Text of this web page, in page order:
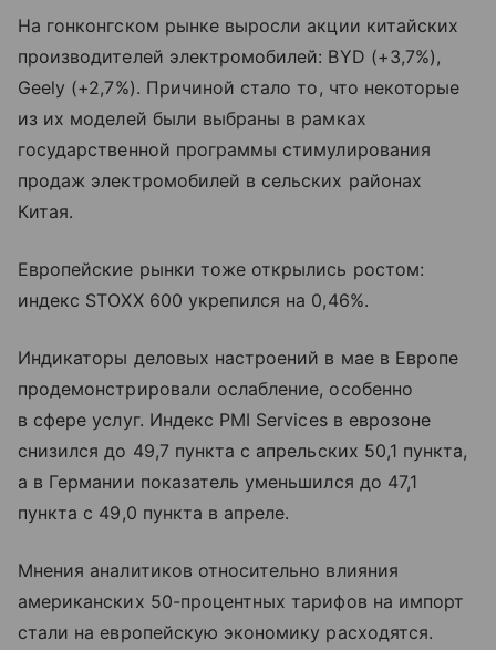
На гонконгском рынке выросли акции китайских
производителей электромобилей: BYD (+3,7%),
Geely (+2,7%). Причиной стало то, что некоторые
из их моделей были выбраны в рамках
государственной программы стимулирования
продаж электромобилей в сельских районах
Китая.
Европейские рынки тоже открылись ростом:
индекс STOXX 600 укрепился на 0,46%.
Индикаторы деловых настроений в мае в Европе
продемонстрировали ослабление, особенно
в сфере услуг. Индекс PMI Services в еврозоне
снизился до 49,7 пункта с апрельских 50,1 пункта,
а в Германии показатель уменьшился до 47,1
пункта с 49,0 пункта в апреле.
Мнения аналитиков относительно влияния
американских 50-процентных тарифов на импорт
стали на европейскую экономику расходятся.